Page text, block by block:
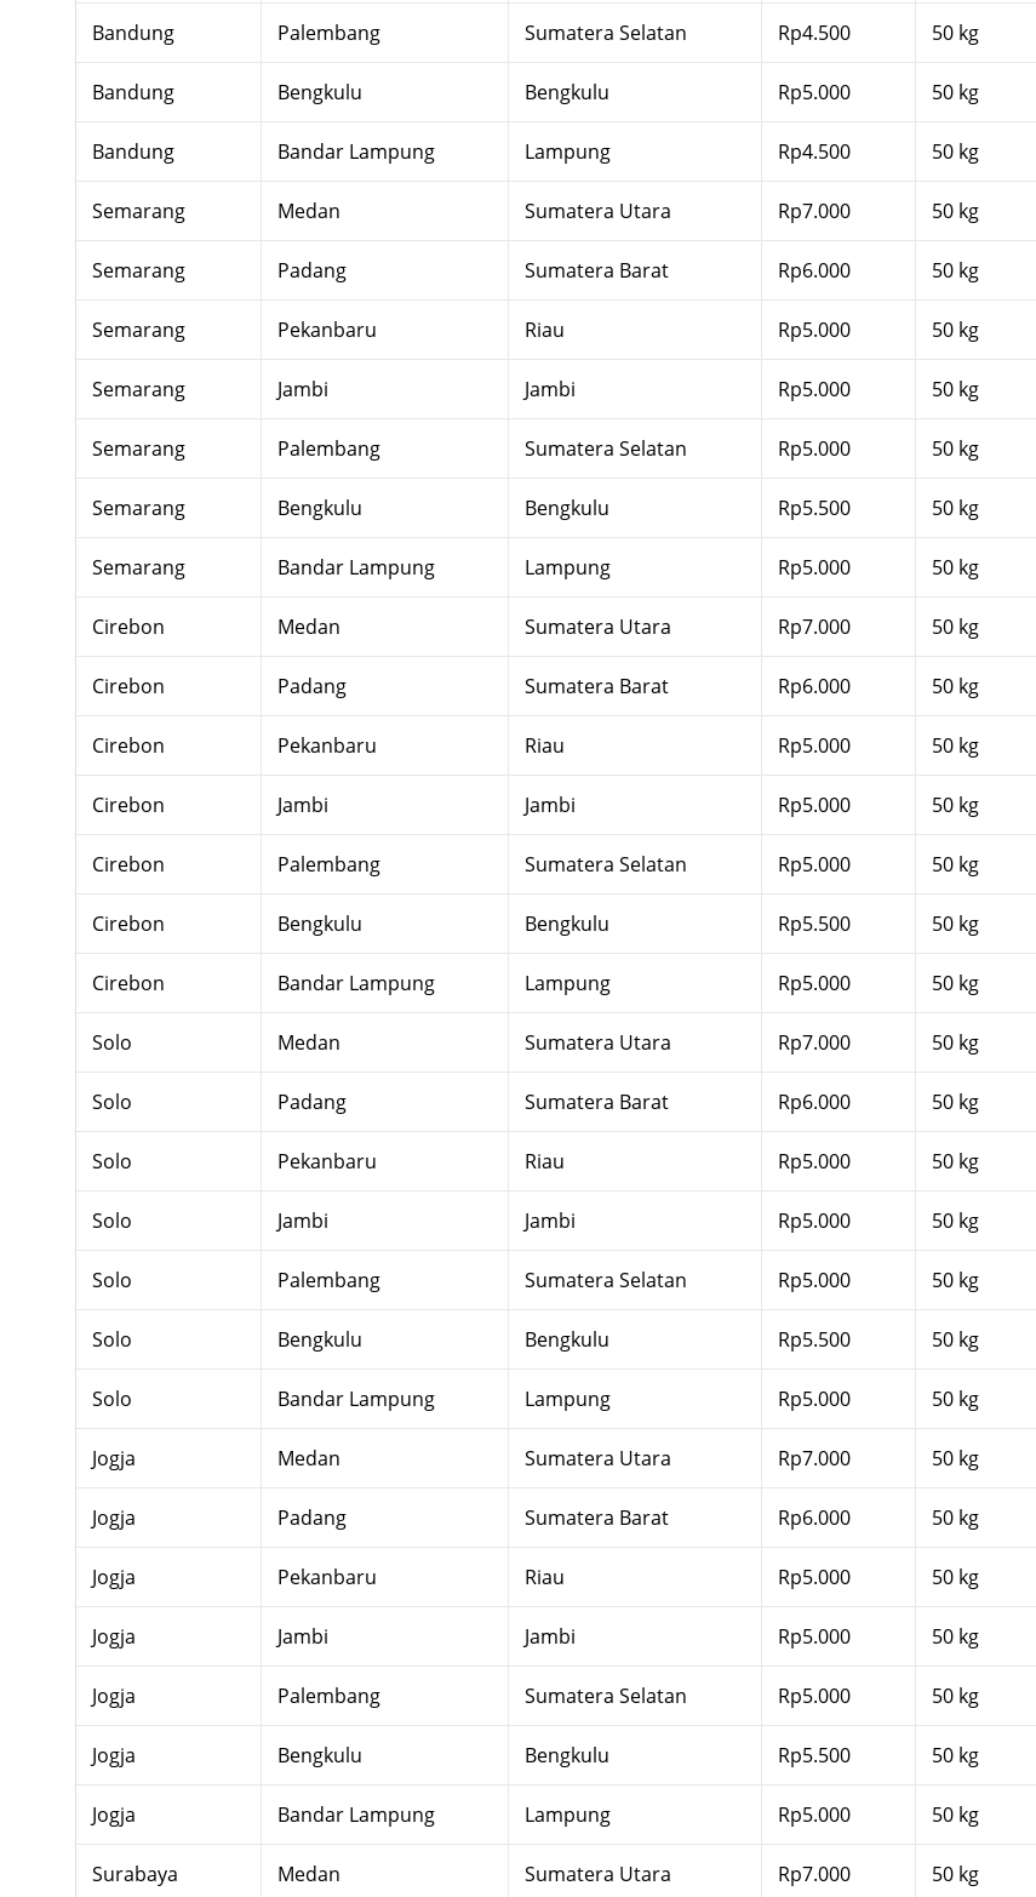
Bandung Palembang Sumatera Selatan Rp4.500 50 kg
Bandung Bengkulu Bengkulu Rp5.000 50 kg
Bandung Bandar Lampung Lampung Rp4.500 50 kg
Semarang Medan Sumatera Utara Rp7.000 50 kg
Semarang Padang Sumatera Barat Rp6.000 50 kg
Semarang Pekanbaru Riau Rp5.000 50 kg
Semarang Jambi Jambi Rp5.000 50 kg
Semarang Palembang Sumatera Selatan Rp5.000 50 kg
Semarang Bengkulu Bengkulu Rp5.500 50 kg
Semarang Bandar Lampung Lampung Rp5.000 50 kg
Cirebon Medan Sumatera Utara Rp7.000 50 kg
Cirebon Padang Sumatera Barat Rp6.000 50 kg
Cirebon Pekanbaru Riau Rp5.000 50 kg
Cirebon Jambi Jambi Rp5.000 50 kg
Cirebon Palembang Sumatera Selatan Rp5.000 50 kg
Cirebon Bengkulu Bengkulu Rp5.500 50 kg
Cirebon Bandar Lampung Lampung Rp5.000 50 kg
Solo Medan Sumatera Utara Rp7.000 50 kg
Solo Padang Sumatera Barat Rp6.000 50 kg
Solo Pekanbaru Riau Rp5.000 50 kg
Solo Jambi Jambi Rp5.000 50 kg
Solo Palembang Sumatera Selatan Rp5.000 50 kg
Solo Bengkulu Bengkulu Rp5.500 50 kg
Solo Bandar Lampung Lampung Rp5.000 50 kg
Jogja Medan Sumatera Utara Rp7.000 50 kg
Jogja Padang Sumatera Barat Rp6.000 50 kg
Jogja Pekanbaru Riau Rp5.000 50 kg
Jogja Jambi Jambi Rp5.000 50 kg
Jogja Palembang Sumatera Selatan Rp5.000 50 kg
Jogja Bengkulu Bengkulu Rp5.500 50 kg
Jogja Bandar Lampung Lampung Rp5.000 50 kg
Surabaya Medan Sumatera Utara Rp7.000 50 kg